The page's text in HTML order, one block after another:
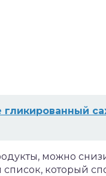
гликированный
можно
который